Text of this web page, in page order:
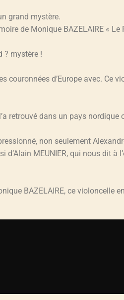
grand mystère.
de Monique BAZELAIRE « Le
? mystère !
couronnées d’Europe avec. Ce
retrouvé dans un pays nordique
non seulement
d’Alain MEUNIER, qui nous dit à
BAZELAIRE, ce violoncelle